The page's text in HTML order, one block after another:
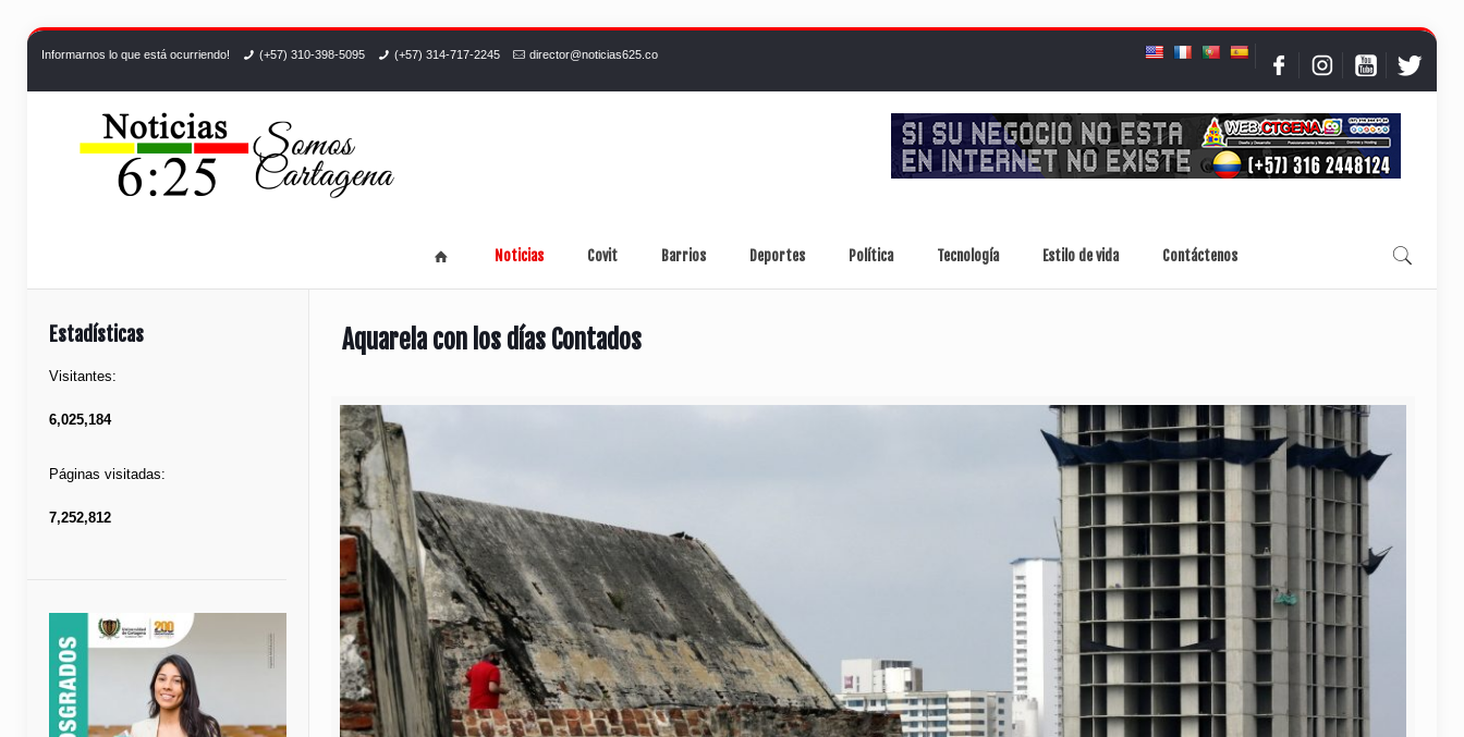
Informarnos lo que está ocurriendo! (+57) 310-398-5095 (+57) 314-717-2245 director@noticias625.co
Noticias Covit Barrios Deportes Política Tecnología Estilo de vida Contáctenos
Aquarela con los días Contados
Estadísticas
Visitantes:
6,025,184
Páginas visitadas:
7,252,812